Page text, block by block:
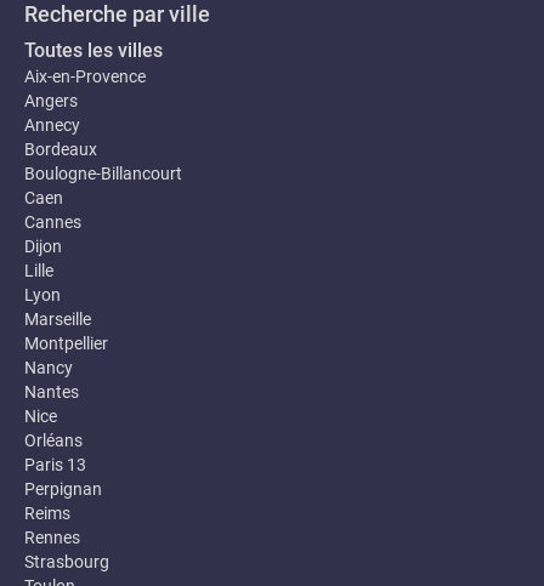
Recherche par ville
Toutes les villes
Aix-en-Provence
Angers
Annecy
Bordeaux
Boulogne-Billancourt
Caen
Cannes
Dijon
Lille
Lyon
Marseille
Montpellier
Nancy
Nantes
Nice
Orléans
Paris 13
Perpignan
Reims
Rennes
Strasbourg